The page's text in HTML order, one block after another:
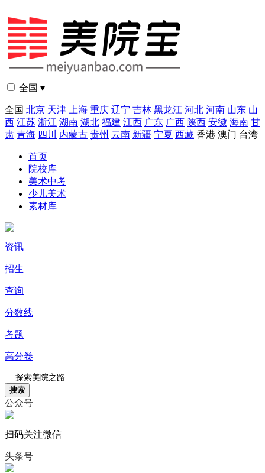
全国 ▾
全国 北京 天津 上海 重庆 辽宁 吉林 黑龙江 河北 河南 山东 山
西 江苏 浙江 湖南 湖北 福建 江西 广东 广西 陕西 安徽 海南 甘
肃 青海 四川 内蒙古 贵州 云南 新疆 宁夏 西藏 香港 澳门 台湾
首页
院校库
美术中考
少儿美术
素材库
资讯
招生
查询
分数线
考题
高分卷
搜索
公众号
扫码关注微信
头条号